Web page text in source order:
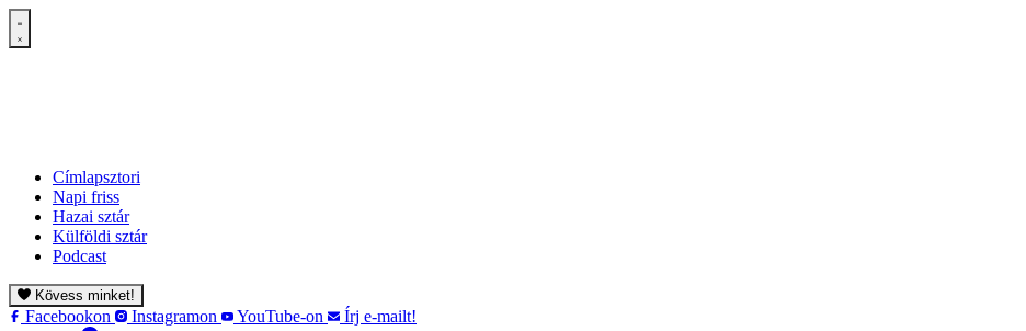
Címlapsztori
Napi friss
Hazai sztár
Külföldi sztár
Podcast
Kövess minket!
Facebookon Instagramon YouTube-on
Írj e-mailt!